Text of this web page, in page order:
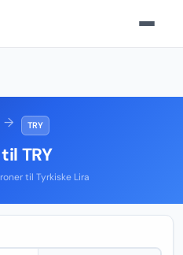
→ TRY
TRY
til Tyrkiske Lira